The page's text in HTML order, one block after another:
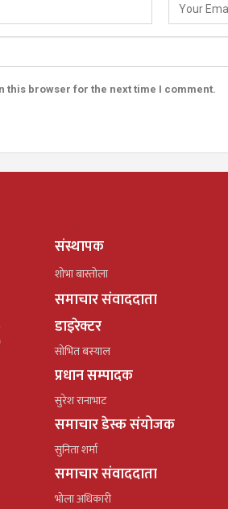
this browser for the next time I comment.
संस्थापक
शोभा बास्तोला
समाचार संवाददाता
डाइरेक्टर
सोभित बस्याल
प्रधान सम्पादक
सुरेश रानाभाट
समाचार डेस्क संयोजक
सुनिता शर्मा
समाचार संवाददाता
भोला अधिकारी